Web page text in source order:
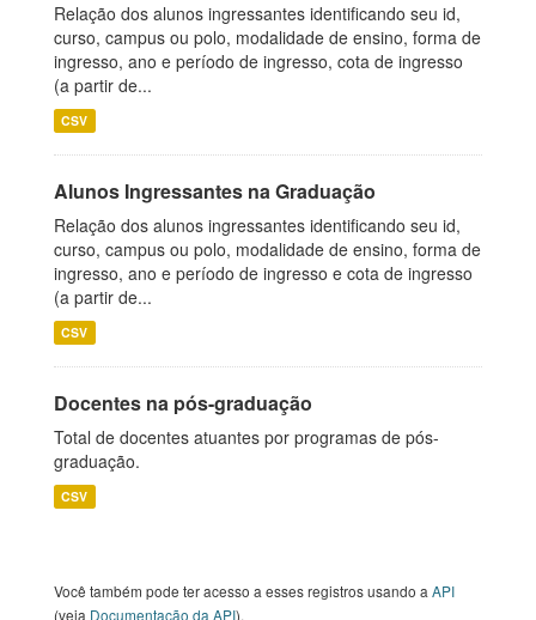
Relação dos alunos ingressantes identificando seu id,
curso, campus ou polo, modalidade de ensino, forma de
ingresso, ano e período de ingresso, cota de ingresso
(a partir de...
CSV
Alunos Ingressantes na Graduação
Relação dos alunos ingressantes identificando seu id,
curso, campus ou polo, modalidade de ensino, forma de
ingresso, ano e período de ingresso e cota de ingresso
(a partir de...
CSV
Docentes na pós-graduação
Total de docentes atuantes por programas de pós-
graduação.
CSV
Você também pode ter acesso a esses registros usando a API
(veja Documentação da API).